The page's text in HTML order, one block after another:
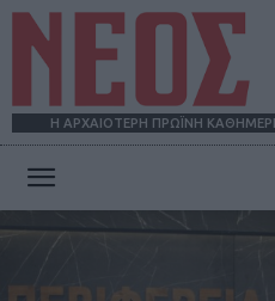
Η ΑΡΧΑΙΟΤΕΡΗ ΠΡΩΪΝΗ